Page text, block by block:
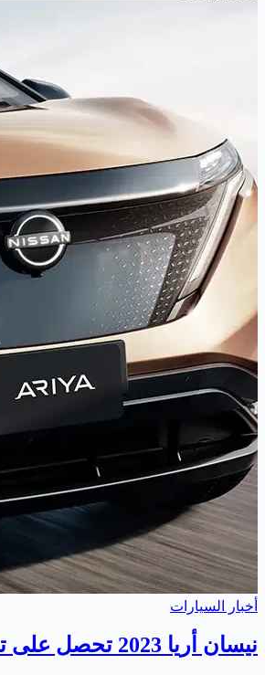
أخبار السيارات
نيسان أريا 2023 تحصل على تصنيف الاختيار الأمثل للسلامة